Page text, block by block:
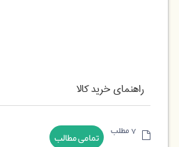
راهنمای خرید کالا
7 مطلب
تمامی مطالب